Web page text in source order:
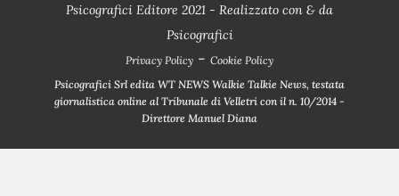
Psicografici Editore 2021 - Realizzato con & da
Psicografici
Privacy Policy - Cookie Policy
Psicografici Srl edita WT NEWS Walkie Talkie News, testata
giornalistica online al Tribunale di Velletri con il n. 10/2014 -
Direttore Manuel Diana